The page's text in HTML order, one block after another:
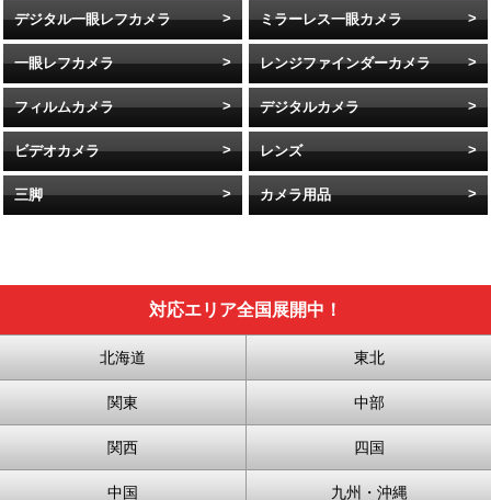
デジタル一眼レフカメラ ミラーレス一眼カメラ
一眼レフカメラ レンジファインダーカメラ
フィルムカメラ デジタルカメラ
ビデオカメラ レンズ
三脚 カメラ用品
対応エリア全国展開中！
北海道 東北
関東 中部
関西 四国
中国 九州・沖縄